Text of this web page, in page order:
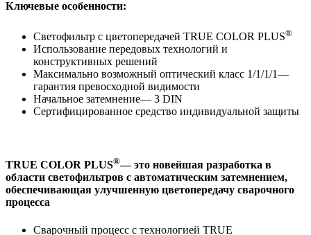
Ключевые особенности:
Светофильтр с цветопередачей TRUE COLOR PLUS®
Использование передовых технологий и
конструктивных решений
Максимально возможный оптический класс 1/1/1/1—
гарантия превосходной видимости
Начальное затемнение— 3 DIN
Сертифицированное средство индивидуальной защиты
TRUE COLOR PLUS®—это новейшая разработка в
области светофильтров с автоматическим затемнением,
обеспечивающая улучшенную цветопередачу сварочного
процесса
Сварочный процесс с технологией TRUE